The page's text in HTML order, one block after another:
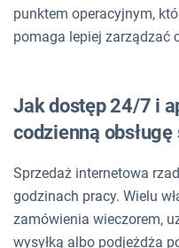
punktem operacyjnym,
pomaga lepiej zarządzać
Jak dostęp 24/7 i
codzienną obsługę
Sprzedaż internetowa
godzinach pracy. Wielu
zamówienia wieczorem,
wysyłką albo podjeżdża